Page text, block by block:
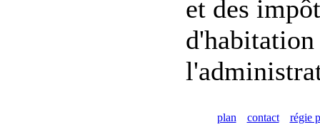
et des
plan contact régie